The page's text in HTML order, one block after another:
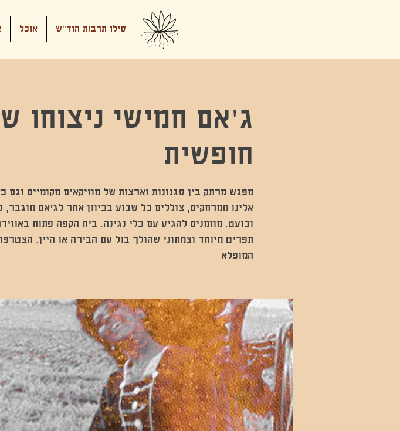
סילו תרבות הוד"ש אוכל
ג'אם חמישי ניצוחו
חופשית
מפגש מרתק בין סגנונות וארצות של מוזיקאים מקומיים וגם
אלינו ממרחקים, צוללים כל שבוע בכיוון אחר לג'אם מוגבר,
ובועט. מוזמנים להגיע עם כלי נגינה. בית הקפה פתוח
תפריט מיוחד וצמחוני שהולך בול עם הבירה או היין.
המופלא